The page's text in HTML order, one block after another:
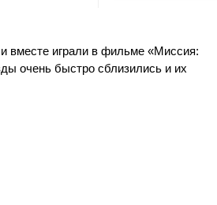
вместе играли в фильме «Миссия:
очень быстро сблизились и их